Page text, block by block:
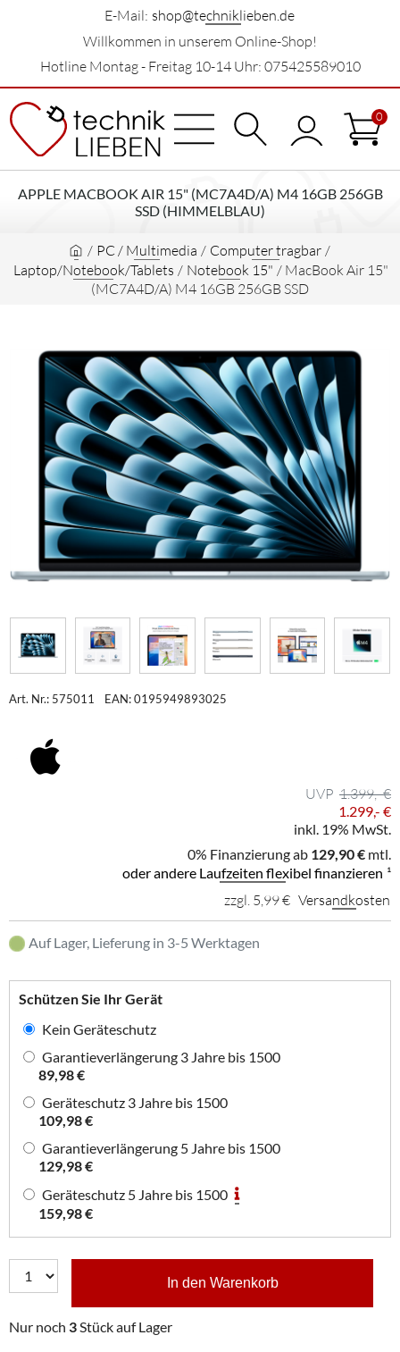
E-Mail: shop@techniklieben.de
Willkommen in unserem Online-Shop!
Hotline Montag - Freitag 10-14 Uhr: 075425589010
0
APPLE MACBOOK AIR 15" (MC7A4D/A) M4 16GB 256GB
SSD (HIMMELBLAU)
/ PC / Multimedia / Computer tragbar /
Laptop/Notebook/Tablets / Notebook 15" / MacBook Air 15"
(MC7A4D/A) M4 16GB 256GB SSD
Art. Nr.: 575011 EAN: 0195949893025
1.399,- €
1.299,- €
inkl. 19% MwSt.
0% Finanzierung ab 129,90 € mtl.
oder andere Laufzeiten flexibel finanzieren ¹
zzgl. 5,99 € Versandkosten
Auf Lager, Lieferung in 3-5 Werktagen
Schützen Sie Ihr Gerät
Kein Geräteschutz
Garantieverlängerung 3 Jahre bis 1500
89,98 €
Geräteschutz 3 Jahre bis 1500
109,98 €
Garantieverlängerung 5 Jahre bis 1500
129,98 €
Geräteschutz 5 Jahre bis 1500
159,98 €
In den Warenkorb
Nur noch 3Stück auf Lager